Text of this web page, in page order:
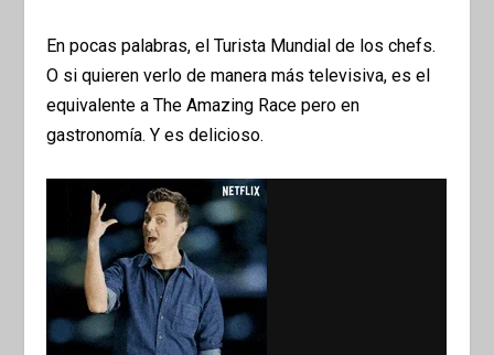
En pocas palabras, el Turista Mundial de los chefs.
O si quieren verlo de manera más televisiva, es el
equivalente a The Amazing Race pero en
gastronomía. Y es delicioso.